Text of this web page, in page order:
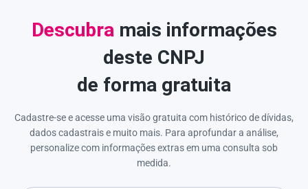
Descubra mais informações
deste CNPJ
de forma gratuita
Cadastre-se e acesse uma visão gratuita com histórico de dívidas,
dados cadastrais e muito mais. Para aprofundar a análise,
personalize com informações extras em uma consulta sob
medida.